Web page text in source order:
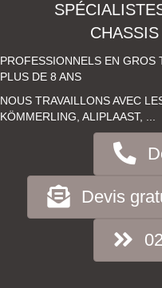
PROFESSIONNELS EN GROS
PLUS DE 8 ANS
NOUS TRAVAILLONS AVEC
KÖMMERLING, ALIPLAAST, ...
Devis